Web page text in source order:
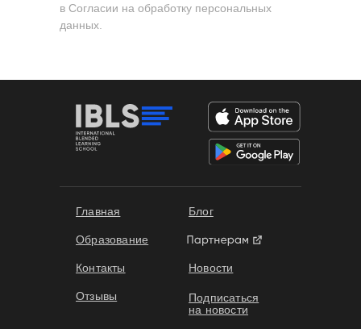
в Согласии на обработку персональных
данных.
Главная
Образование
Отзывы
Контакты Новости
Подписаться
на новости
Блог